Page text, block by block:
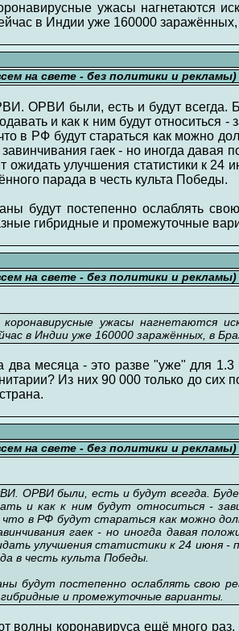
ужасы нагнетаются
в Индии уже 160000
на свете - без политики и рекламы)
ОРВИ были, есть и будут всегда.
и как к ним будут относиться
в РФ будут стараться как можно
гаек - но иногда давая
ожидать улучшения статистики к 24
парада в честь культа Победы.
будут постепенно ослаблять
гибридные и промежуточные
на свете - без политики и рекламы)
ужасы нагнетаются
в Индии уже 160000 заражённых, в
два месяца - это разве "уже" для
Из них 90 000 только до
на свете - без политики и рекламы)
ОРВИ были, есть и будут всегда.
и как к ним будут относиться -
в РФ будут стараться как можно
гаек - но иногда давая
улучшения статистики к 24 июня -
в честь культа Победы.
будут постепенно ослаблять свою
и промежуточные варианты.
волны коронавируса ещё много